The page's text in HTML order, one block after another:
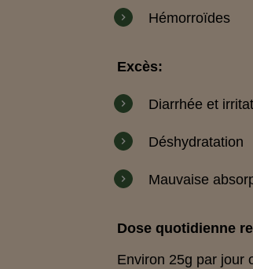
Hémorroïdes
Excès:
Diarrhée et
Déshydratation
Mauvaise
Dose quotidienne
Environ 25g par jour